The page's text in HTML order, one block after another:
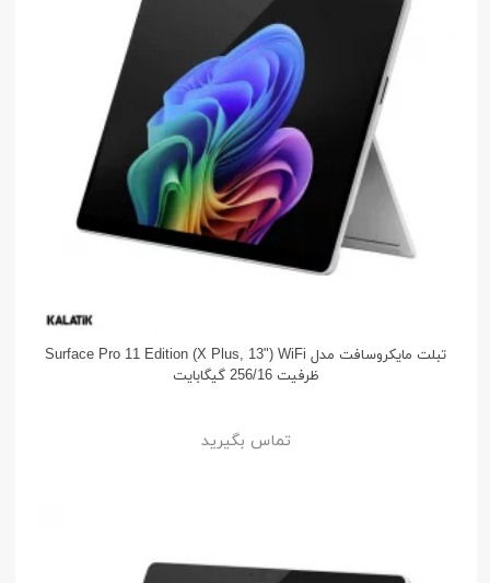
تبلت مایکروسافت مدل Surface Pro 11 Edition (X Plus, 13") WiFi
ظرفیت 256/16 گیگابایت
تماس بگیرید